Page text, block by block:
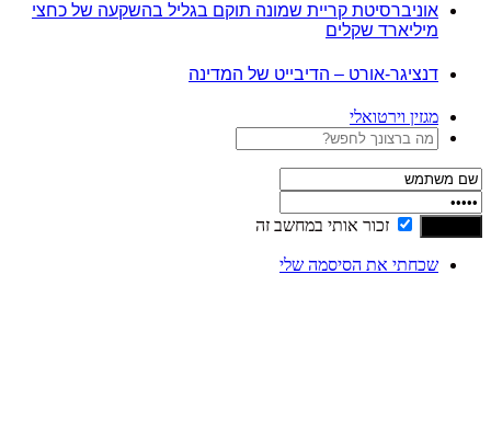
אוניברסיטת קריית שמונה תוקם בגליל בהשקעה של כחצי
מיליארד שקלים
דנציגר-אורט – הדיבייט של המדינה
מגזין וירטואלי
זכור אותי במחשב זה
שכחתי את הסיסמה שלי